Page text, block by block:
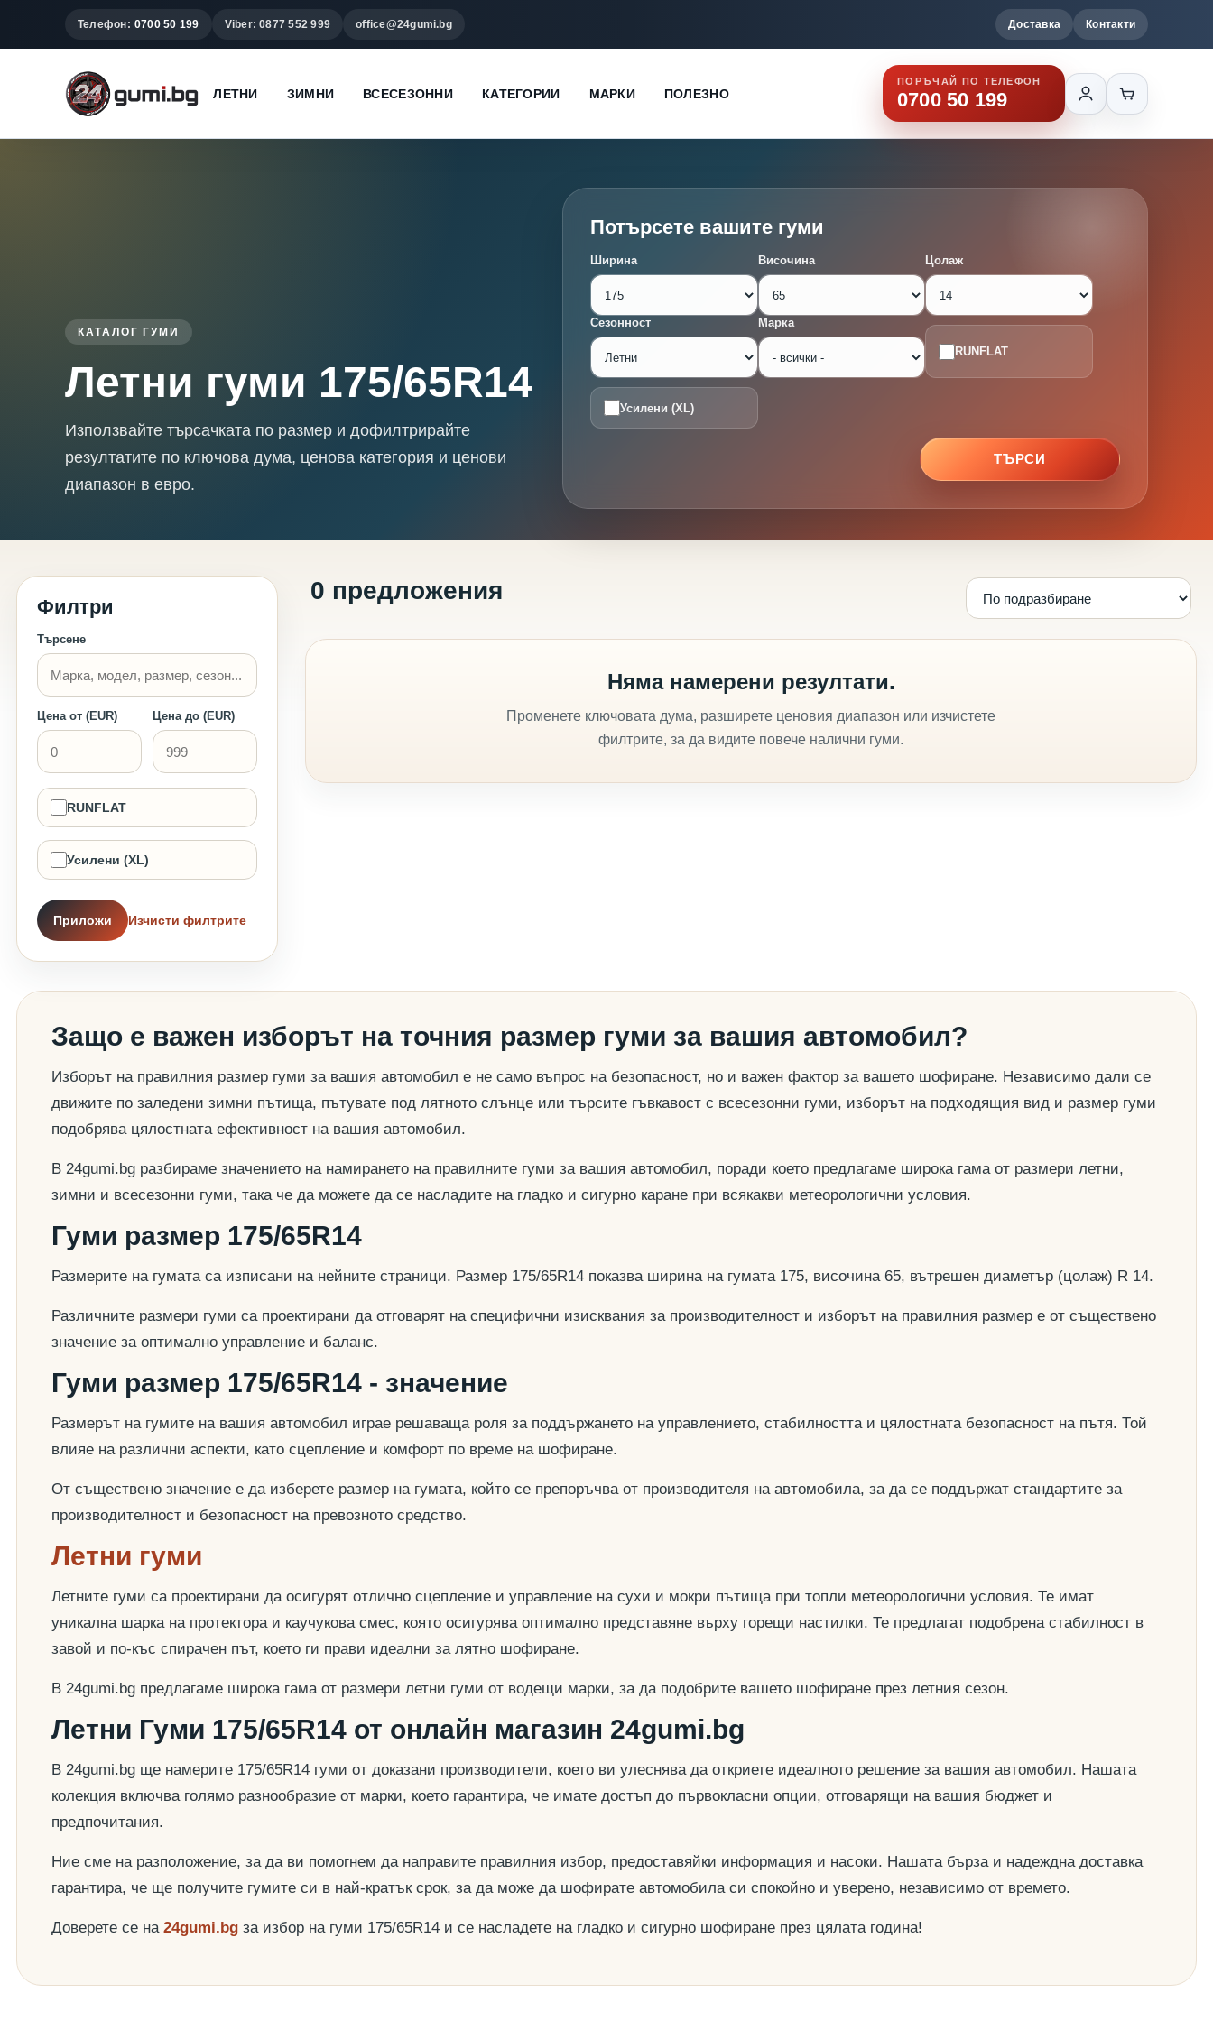
Телефон: 0700 50 199 Viber: 0877 552 999 office@24gumi.bg Доставка Контакти
ЛЕТНИ ЗИМНИ ВСЕСЕЗОННИ КАТЕГОРИИ МАРКИ ПОЛЕЗНО
ПОРЪЧАЙ ПО ТЕЛЕФОН
0700 50 199
КАТАЛОГ ГУМИ
Летни гуми 175/65R14
Използвайте търсачката по размер и дофилтрирайте
резултатите по ключова дума, ценова категория и ценови
диапазон в евро.
Потърсете вашите гуми
Ширина Височина Цолаж
Сезонност Марка
RUNFLAT
Усилени (XL)
ТЪРСИ
Филтри
Търсене
Цена от (EUR) Цена до (EUR)
RUNFLAT
Усилени (XL)
Приложи Изчисти филтрите
0 предложения
Няма намерени резултати.
Променете ключовата дума, разширете ценовия диапазон или изчистете
филтрите, за да видите повече налични гуми.
Защо е важен изборът на точния размер гуми за вашия автомобил?
Изборът на правилния размер гуми за вашия автомобил е не само въпрос на безопасност, но и важен фактор за вашето шофиране. Независимо дали се
движите по заледени зимни пътища, пътувате под лятното слънце или търсите гъвкавост с всесезонни гуми, изборът на подходящия вид и размер гуми
подобрява цялостната ефективност на вашия автомобил.
В 24gumi.bg разбираме значението на намирането на правилните гуми за вашия автомобил, поради което предлагаме широка гама от размери летни,
зимни и всесезонни гуми, така че да можете да се насладите на гладко и сигурно каране при всякакви метеорологични условия.
Гуми размер 175/65R14
Размерите на гумата са изписани на нейните страници. Размер 175/65R14 показва ширина на гумата 175, височина 65, вътрешен диаметър (цолаж) R 14.
Различните размери гуми са проектирани да отговарят на специфични изисквания за производителност и изборът на правилния размер е от съществено
значение за оптимално управление и баланс.
Гуми размер 175/65R14 - значение
Размерът на гумите на вашия автомобил играе решаваща роля за поддържането на управлението, стабилността и цялостната безопасност на пътя. Той
влияе на различни аспекти, като сцепление и комфорт по време на шофиране.
От съществено значение е да изберете размер на гумата, който се препоръчва от производителя на автомобила, за да се поддържат стандартите за
производителност и безопасност на превозното средство.
Летни гуми
Летните гуми са проектирани да осигурят отлично сцепление и управление на сухи и мокри пътища при топли метеорологични условия. Те имат
уникална шарка на протектора и каучукова смес, която осигурява оптимално представяне върху горещи настилки. Те предлагат подобрена стабилност в
завой и по-къс спирачен път, което ги прави идеални за лятно шофиране.
В 24gumi.bg предлагаме широка гама от размери летни гуми от водещи марки, за да подобрите вашето шофиране през летния сезон.
Летни Гуми 175/65R14 от онлайн магазин 24gumi.bg
В 24gumi.bg ще намерите 175/65R14 гуми от доказани производители, което ви улеснява да откриете идеалното решение за вашия автомобил. Нашата
колекция включва голямо разнообразие от марки, което гарантира, че имате достъп до първокласни опции, отговарящи на вашия бюджет и
предпочитания.
Ние сме на разположение, за да ви помогнем да направите правилния избор, предоставяйки информация и насоки. Нашата бърза и надеждна доставка
гарантира, че ще получите гумите си в най-кратък срок, за да може да шофирате автомобила си спокойно и уверено, независимо от времето.
Доверете се на 24gumi.bg за избор на гуми 175/65R14 и се насладете на гладко и сигурно шофиране през цялата година!